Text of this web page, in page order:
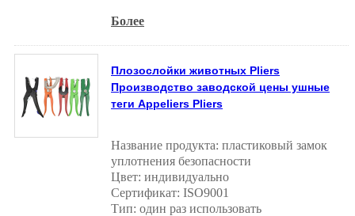
Более
Плозослойки животных Pliers
Производство заводской цены ушные
теги Appeliers Pliers
Название продукта: пластиковый замок
уплотнения безопасности
Цвет: индивидуально
Сертификат: ISO9001
Тип: один раз использовать